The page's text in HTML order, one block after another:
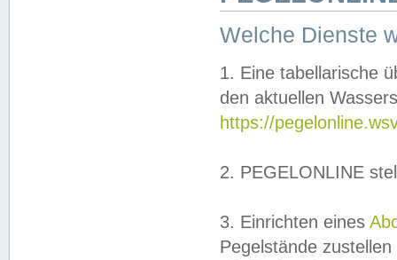
Welche Dienste
1. Eine tabellarische
den aktuellen
https://
2. PEGELONLINE
3. Einrichten eines
Pegelstände